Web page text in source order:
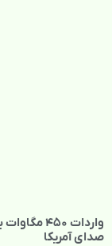
واردات
صدای آمریکا